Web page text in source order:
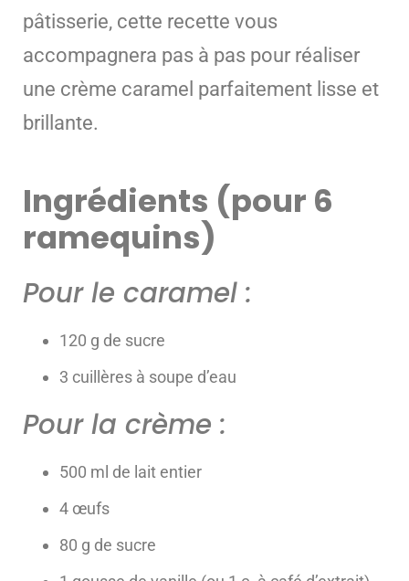
pâtisserie, cette recette vous
accompagnera pas à pas pour réaliser
une crème caramel parfaitement lisse et
brillante.
Ingrédients (pour 6
ramequins)
Pour le caramel :
120 g de sucre
3 cuillères à soupe d’eau
Pour la crème :
500 ml de lait entier
4 œufs
80 g de sucre